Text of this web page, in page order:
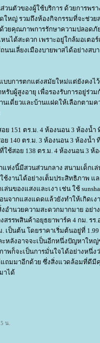
วนตัวของผู้ใช้บริการ ด้วยการพร
หญ่ รวมถึงห้องกิจกรรมที่จะช่วย
วยคุณภาพการรักษาความปลอดภั
ได้สะดวก เพราะอยู่ใกล้มอเตอ
นเลี่ยงเมืองบายพาสได้อย่างสบ
ารตกแต่งสมัยใหม่แต่ยังคงไว้
บผู้สูงอายุ เพื่อรองรับการอยู่ร่ว
เดี่ยวและบ้านแฝดให้เลือกตามค
อย 151 ตร.ม. 4 ห้องนอน 3 ห้องน้
ย 140 ตร.ม. 3 ห้องนอน 3 ห้องน้ำ
ที่ใช้สอย 138 ตร.ม. 4 ห้องนอน 3 ห้
นี้มีสวนส่วนกลาง สนามเด็กเล่
ช้งานได้อย่างเต็มประสิทธิภาพ แ
นของแสงและเงา เช่น ใช้
นจากแสงแดดแล้วยังทำให้เกิดเ
งอำนวยความสะดวกมากมาย อย่
สรรพสินค้าอยุธยาพาร์ค 4 กม. รร
เป็นต้น โดยราคาเริ่มต้นอยู่ที่
งอาจจะเป็นอีกหนึ่งปัญหาใหญ่ข
พก็จะเป็นการมั่นใจได้อย่างหนึ่
ถมมาอีกด้วย ซึ่งสิ่งแวดล้อมที่ดีมี
าได้
น.